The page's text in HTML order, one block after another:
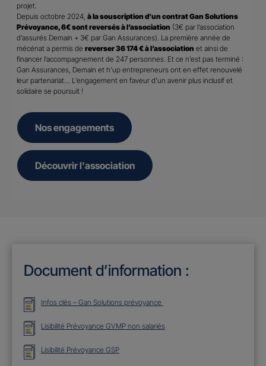
projet.
Depuis octobre 2024, à la souscription d’un contrat Gan Solutions
Prévoyance, 6€ sont reversés à l’association (3€ par l’association
d’assurés Demain + 3€ par Gan Assurances). La première année de
mécénat a permis de reverser 36 174 € à l’association et ainsi de
financer l’accompagnement de 247 personnes. Et ce n’est pas terminé :
Gan Assurances, Demain et h’up entrepreneurs ont en effet renouvelé
leur partenariat… L’engagement en faveur d’un avenir plus inclusif et
solidaire se poursuit !
Nos engagements
Découvrir l'association
Document d’information :
Infos clés – Gan Solutions prévoyance
Lisibilité Prévoyance GVMP non salariés
Lisibilité Prévoyance GSP